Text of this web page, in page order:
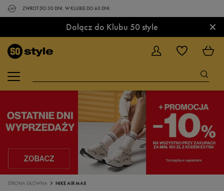
ZWROT DO 30 DNI. W KLUBIE DO 60 DNI.
Dołącz do Klubu 50 style ×
STRONA GŁÓWNA NIKE AIR MAX